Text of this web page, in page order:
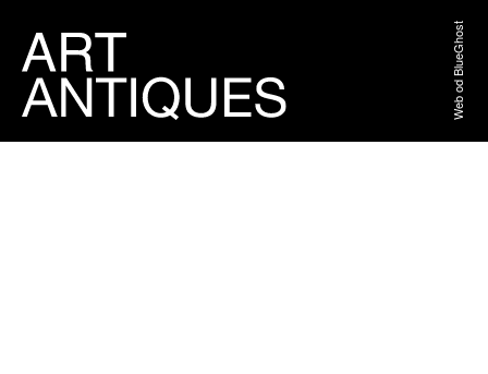
Web od BlueGhost